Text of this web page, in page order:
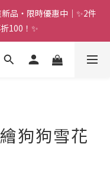
品・限時優惠中｜✨2件
100！✨
狗狗雪花